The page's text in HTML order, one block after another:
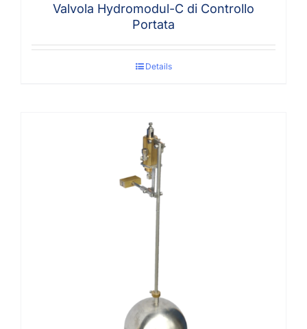
Valvola Hydromodul-C di Controllo
Portata
Details